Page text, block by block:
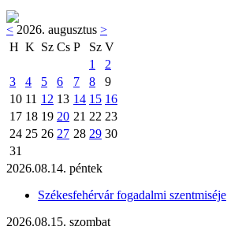
< 2026. augusztus >
H K Sz Cs P Sz V
1
2
3
4 5 6 7 8
9
10 11 12 13 14 15 16
17 18 19 20 21 22 23
24 25 26 27 28 29 30
31
2026.08.14. péntek
Székesfehérvár fogadalmi szentmiséje
2026.08.15. szombat